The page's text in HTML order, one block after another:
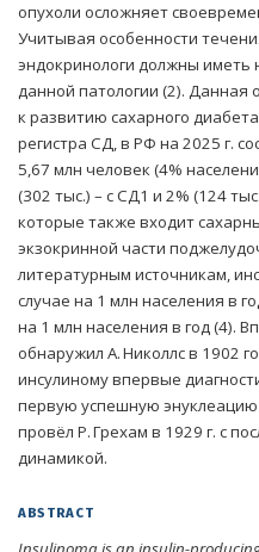
опухоли осложняет
Учитывая особенности
эндокринологи должны
данной патологии (2). Данная
к развитию сахарного
регистра СД, в РФ на 2025 г.
5,67 млн человек (4%
(302 тыс.) – с СД1 и 2% (124
которые также входит
экзокринной части
литературным источникам,
случае на 1 млн населения в
на 1 млн населения в год (4).
обнаружил А. Николлс в 1902
инсулиному впервые
первую успешную
провёл Р. Грехам в 1929 г. с
динамикой.
ABSTRACT